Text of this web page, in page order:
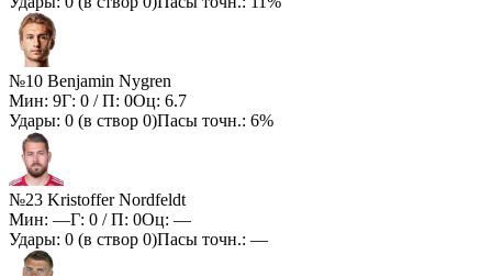
№10 Benjamin Nygren
Мин: 9Г: 0 / П: 0Оц: 6.7
Удары: 0 (в створ 0)Пасы точн.: 6%
№23 Kristoffer Nordfeldt
Мин: —Г: 0 / П: 0Оц: —
Удары: 0 (в створ 0)Пасы точн.: —